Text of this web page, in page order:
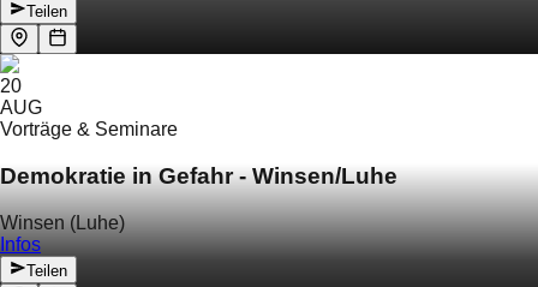
Teilen
20
AUG
Vorträge & Seminare
Demokratie in Gefahr - Winsen/Luhe
Winsen (Luhe)
Infos
Teilen